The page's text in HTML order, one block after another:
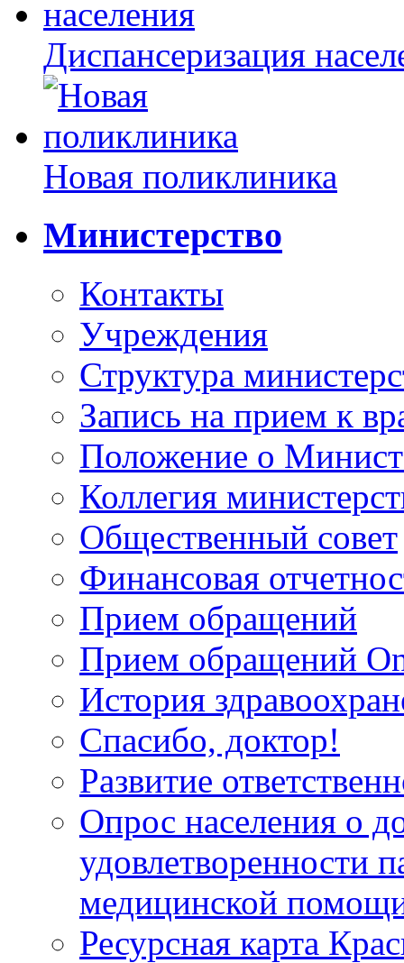
Диспансеризация
Новая поликлиника
Министерство
Контакты
Учреждения
Структура
Запись на прием к
Положение о
Коллегия
Общественный совет
Финансовая
Прием обращений
Прием обращений
История
Спасибо, доктор!
Развитие
Опрос населения о
удовлетворенности
медицинской
Ресурсная карта